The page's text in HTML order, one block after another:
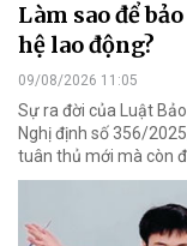
Làm sao để
hệ lao động?
09/08/2026 11:05
Sự ra đời của Luật
Nghị định số 356/
tuân thủ mới mà còn